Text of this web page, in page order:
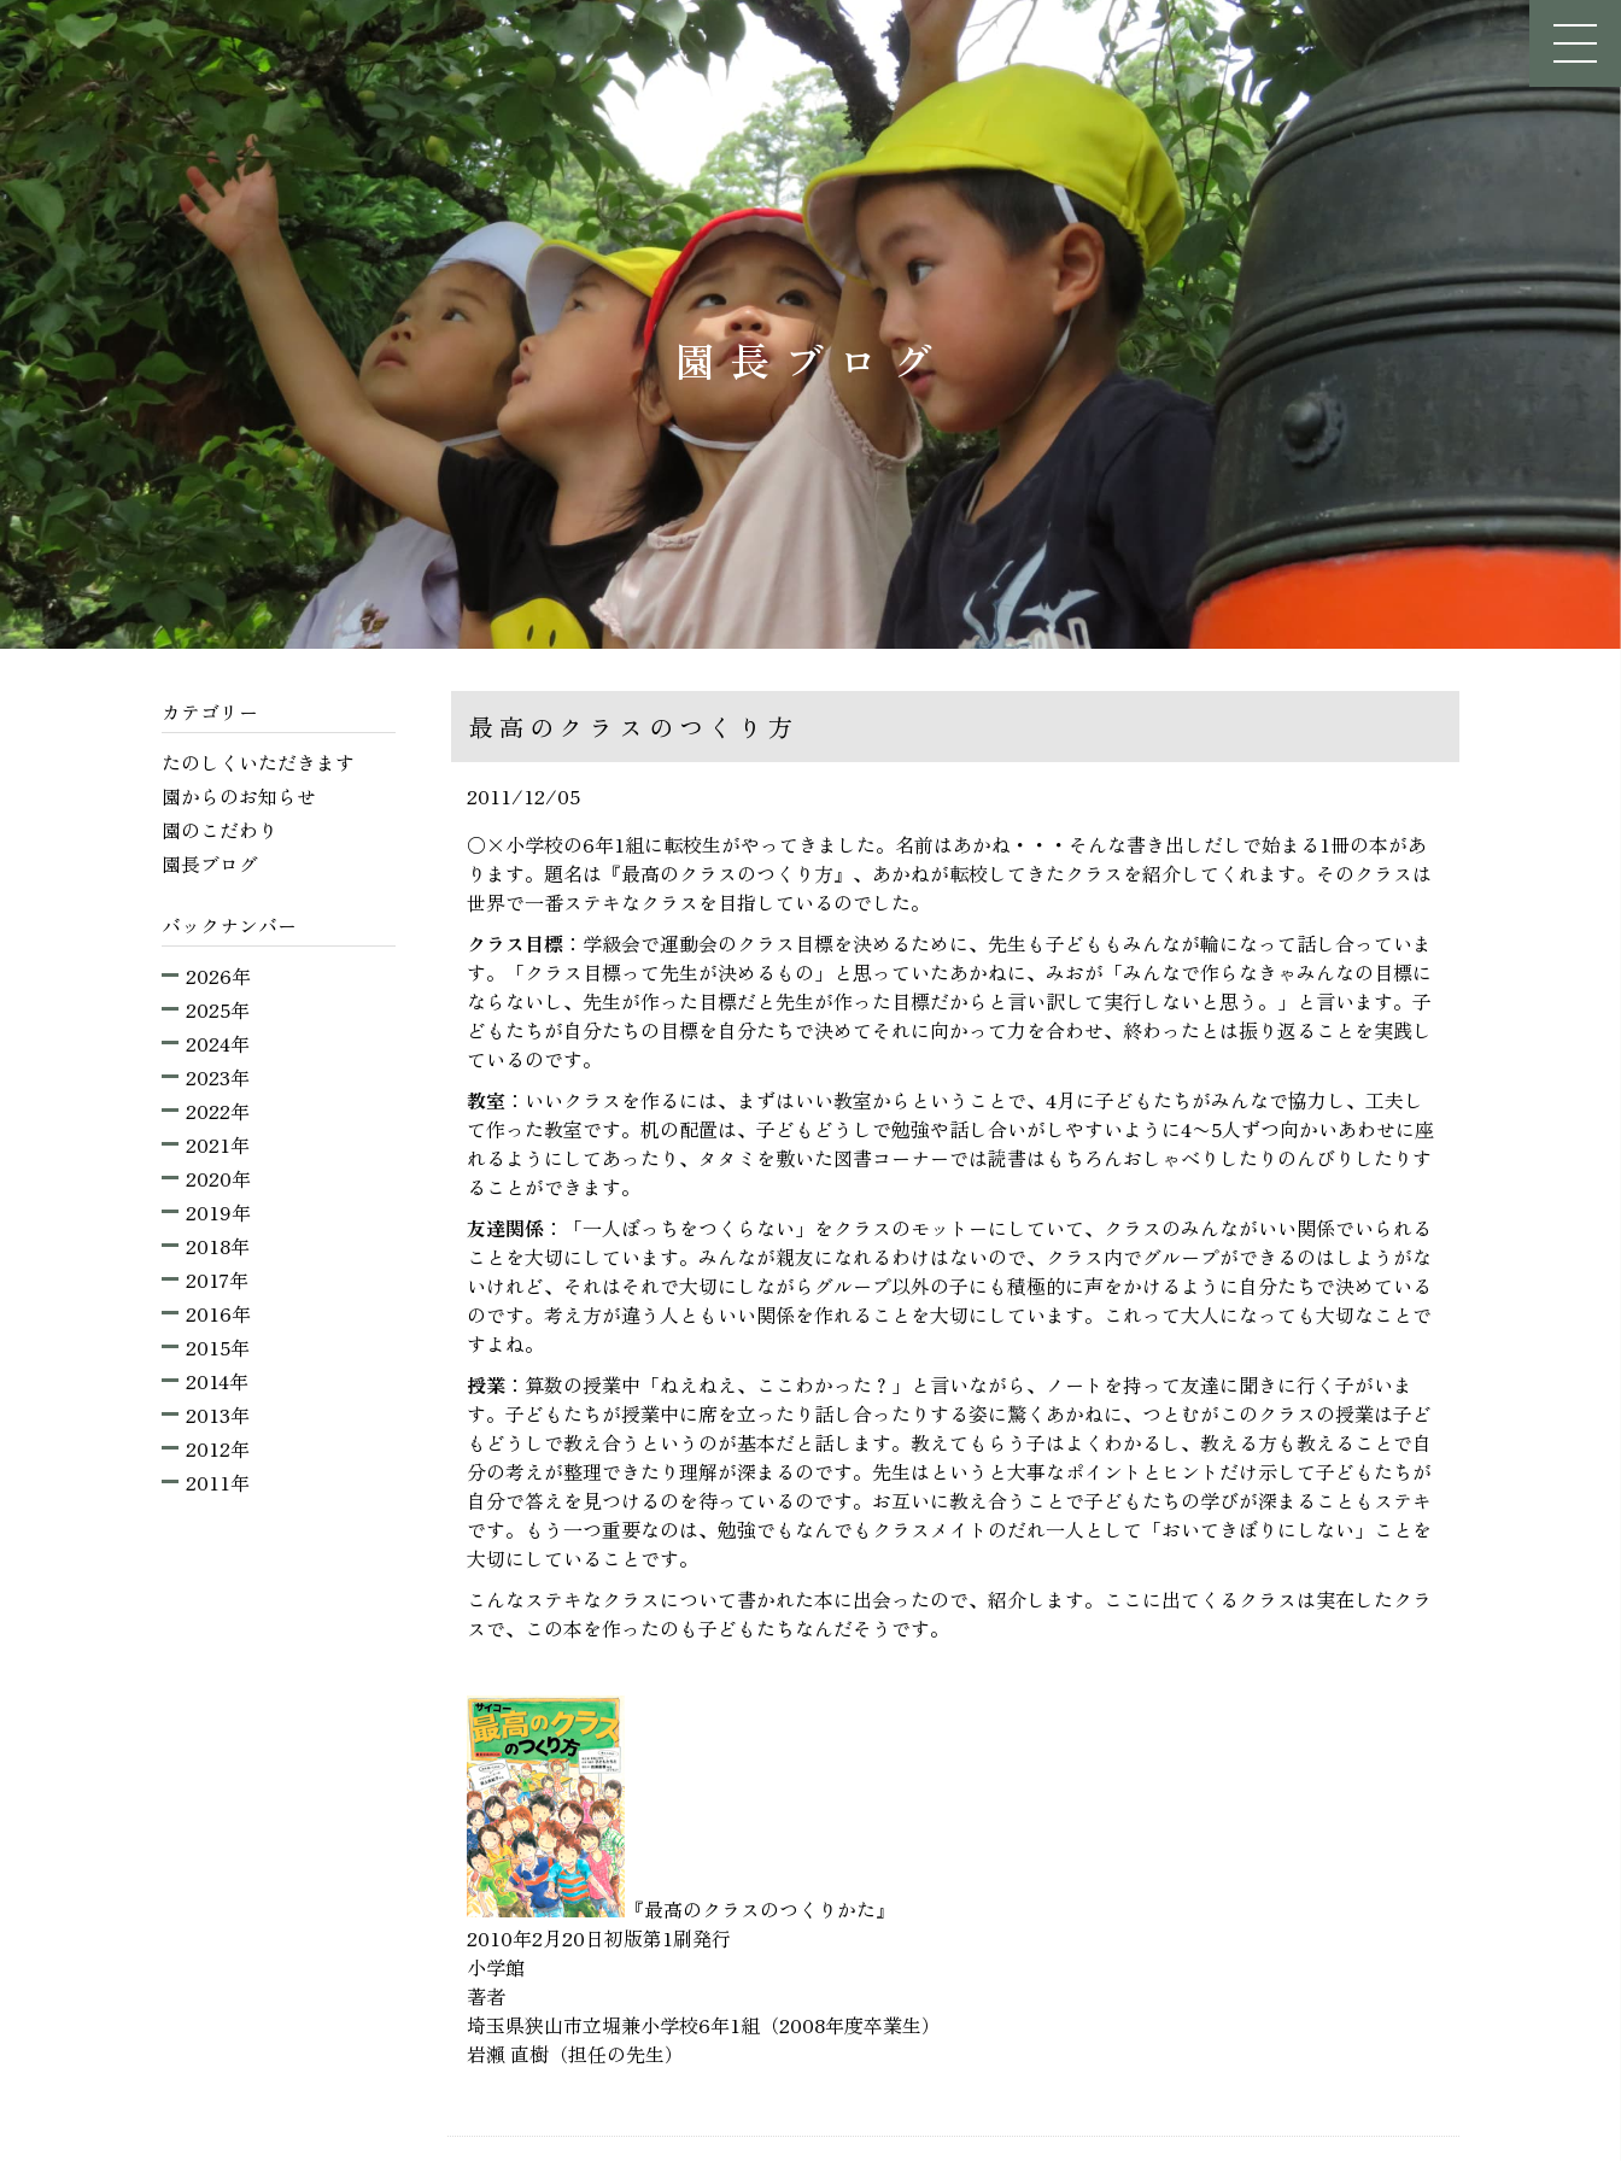
園長ブログ
最高のクラスのつくり方
2011/12/05
○×小学校の6年1組に転校生がやってきました。名前はあかね・・・そんな書き出しだしで始まる1冊の本があ
ります。題名は『最高のクラスのつくり方』、あかねが転校してきたクラスを紹介してくれます。そのクラスは
世界で一番ステキなクラスを目指しているのでした。
クラス目標：学級会で運動会のクラス目標を決めるために、先生も子どももみんなが輪になって話し合っていま
す。「クラス目標って先生が決めるもの」と思っていたあかねに、みおが「みんなで作らなきゃみんなの目標に
ならないし、先生が作った目標だと先生が作った目標だからと言い訳して実行しないと思う。」と言います。子
どもたちが自分たちの目標を自分たちで決めてそれに向かって力を合わせ、終わったとは振り返ることを実践し
ているのです。
教室：いいクラスを作るには、まずはいい教室からということで、4月に子どもたちがみんなで協力し、工夫し
て作った教室です。机の配置は、子どもどうしで勉強や話し合いがしやすいように4〜5人ずつ向かいあわせに座
れるようにしてあったり、タタミを敷いた図書コーナーでは読書はもちろんおしゃべりしたりのんびりしたりす
ることができます。
友達関係：「一人ぼっちをつくらない」をクラスのモットーにしていて、クラスのみんながいい関係でいられる
ことを大切にしています。みんなが親友になれるわけはないので、クラス内でグループができるのはしようがな
いけれど、それはそれで大切にしながらグループ以外の子にも積極的に声をかけるように自分たちで決めている
のです。考え方が違う人ともいい関係を作れることを大切にしています。これって大人になっても大切なことで
すよね。
授業：算数の授業中「ねえねえ、ここわかった？」と言いながら、ノートを持って友達に聞きに行く子がいま
す。子どもたちが授業中に席を立ったり話し合ったりする姿に驚くあかねに、つとむがこのクラスの授業は子ど
もどうしで教え合うというのが基本だと話します。教えてもらう子はよくわかるし、教える方も教えることで自
分の考えが整理できたり理解が深まるのです。先生はというと大事なポイントとヒントだけ示して子どもたちが
自分で答えを見つけるのを待っているのです。お互いに教え合うことで子どもたちの学びが深まることもステキ
です。もう一つ重要なのは、勉強でもなんでもクラスメイトのだれ一人として「おいてきぼりにしない」ことを
大切にしていることです。
こんなステキなクラスについて書かれた本に出会ったので、紹介します。ここに出てくるクラスは実在したクラ
スで、この本を作ったのも子どもたちなんだそうです。
『最高のクラスのつくりかた』
2010年2月20日初版第1刷発行
小学館
著者
埼玉県狭山市立堀兼小学校6年1組（2008年度卒業生）
岩瀨 直樹（担任の先生）
カテゴリー
たのしくいただきます
園からのお知らせ
園のこだわり
園長ブログ
バックナンバー
2026年
2025年
2024年
2023年
2022年
2021年
2020年
2019年
2018年
2017年
2016年
2015年
2014年
2013年
2012年
2011年